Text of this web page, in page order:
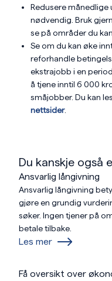
Redusere
nødvendig. Bruk
se på områder du
Se om du kan øke
reforhandle
ekstrajobb i en
å tjene inntil 6 000
småjobber. Du kan
nettsider.
Du kanskje også
Ansvarlig långivning
Ansvarlig långivning
gjøre en grundig
søker. Ingen tjener på
betale tilbake.
Les mer
Få oversikt over